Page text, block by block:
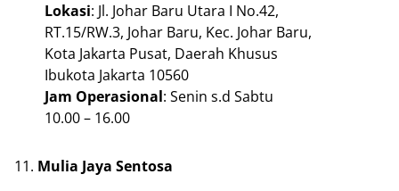
Lokasi: Jl. Johar Baru Utara I No.42,
RT.15/RW.3, Johar Baru, Kec. Johar Baru,
Kota Jakarta Pusat, Daerah Khusus
Ibukota Jakarta 10560
Jam Operasional: Senin s.d Sabtu
10.00 – 16.00
Mulia Jaya Sentosa